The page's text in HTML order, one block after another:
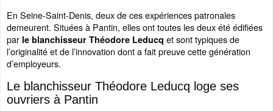
En Seine-Saint-Denis, deux de ces expériences patronales
demeurent. Situées à Pantin, elles ont toutes les deux été édifiées
par le blanchisseur Théodore Leducq et sont typiques de
l’originalité et de l’innovation dont a fait preuve cette génération
d’employeurs.
Le blanchisseur Théodore Leducq loge ses
ouvriers à Pantin